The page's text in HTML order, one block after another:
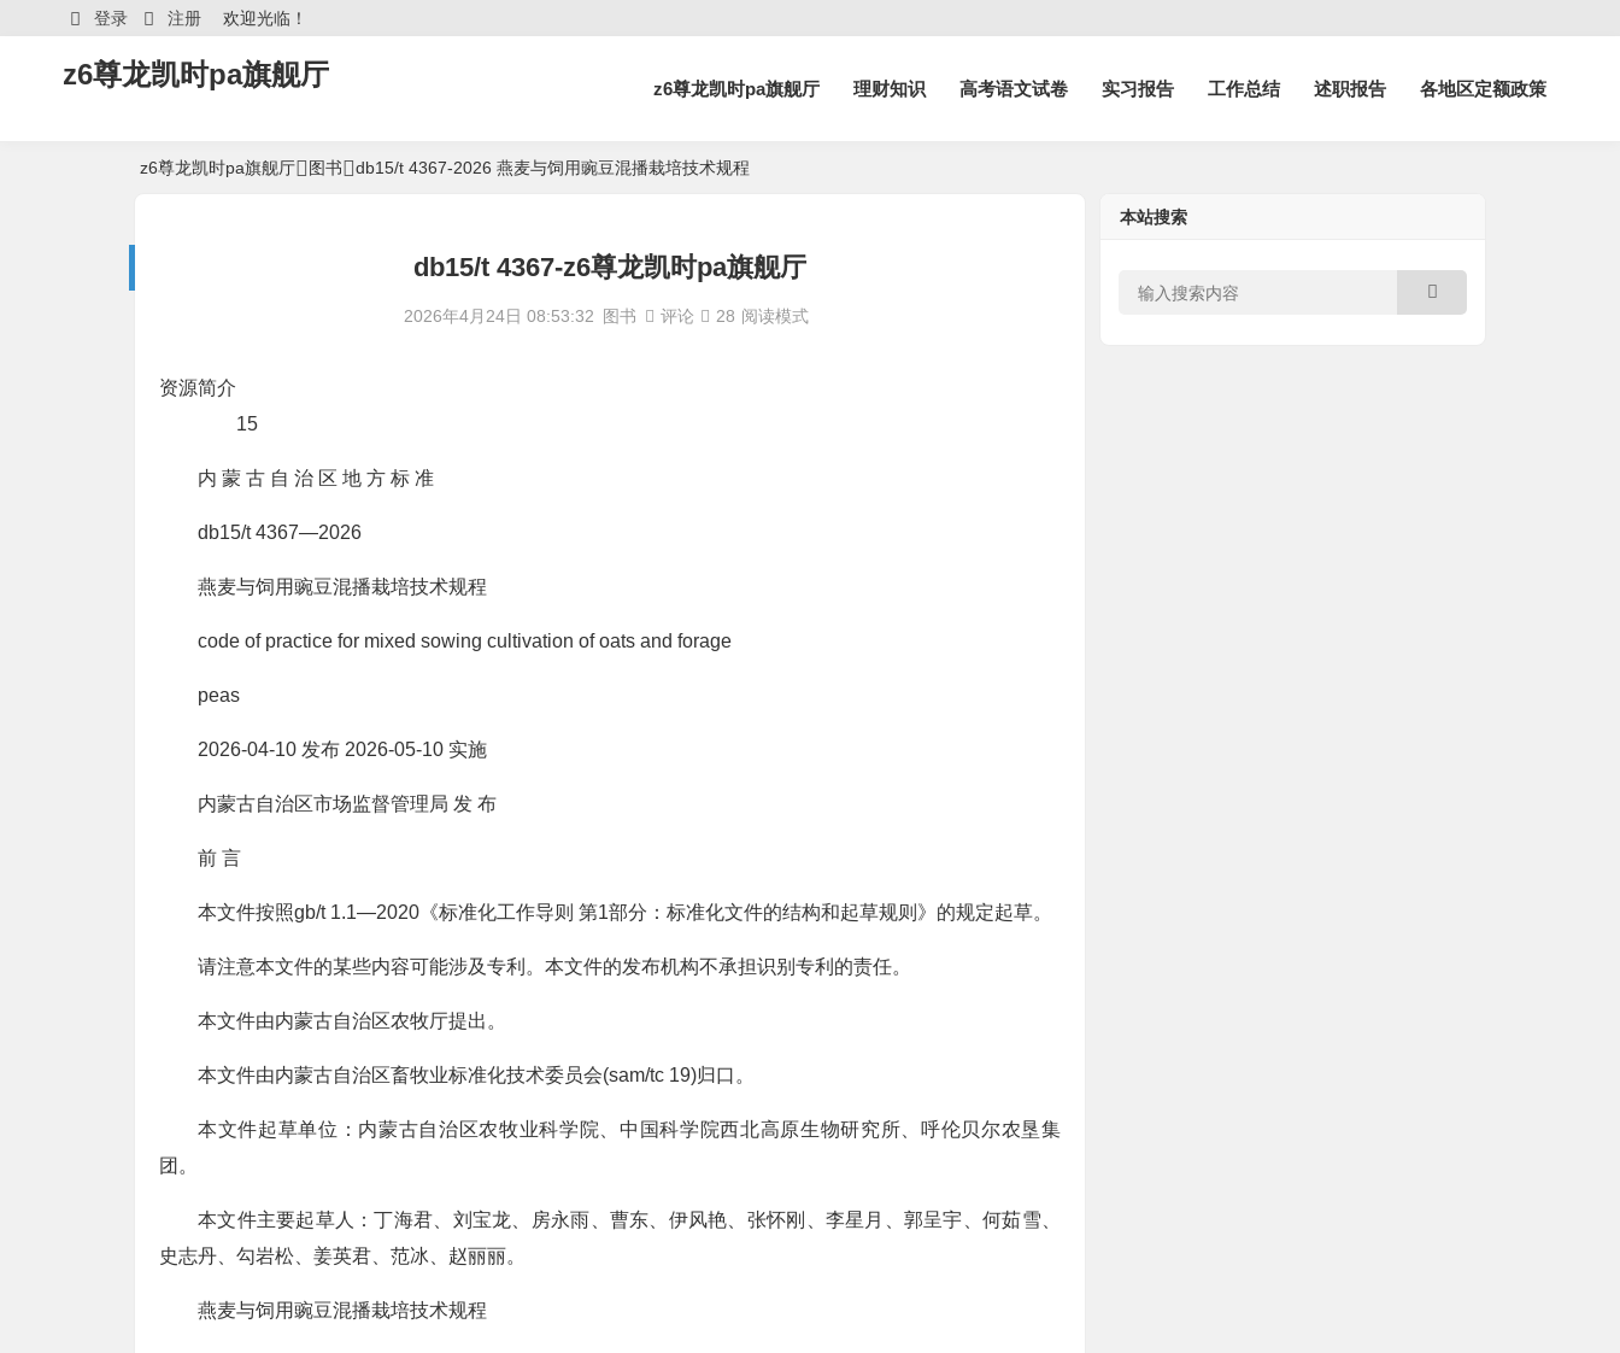
欢迎光临！
登录 注册
z6尊龙凯时pa旗舰厅 z6尊龙凯时pa旗舰厅 理财知识 高考语文试卷 实习报告 工作总结 述职报告 各地区定额政策
z6尊龙凯时pa旗舰厅 图书 db15/t 4367-2026 燕麦与饲用豌豆混播栽培技术规程
db15/t 4367-z6尊龙凯时pa旗舰厅
2026年4月24日 08:53:32 图书 评论 28 阅读模式
资源简介
15
内 蒙 古 自 治 区 地 方 标 准
db15/t 4367—2026
燕麦与饲用豌豆混播栽培技术规程
code of practice for mixed sowing cultivation of oats and forage
peas
2026-04-10 发布 2026-05-10 实施
内蒙古自治区市场监督管理局 发 布
前 言
本文件按照gb/t 1.1—2020《标准化工作导则 第1部分：标准化文件的结构和起草规则》的规定起草。
请注意本文件的某些内容可能涉及专利。本文件的发布机构不承担识别专利的责任。
本文件由内蒙古自治区农牧厅提出。
本文件由内蒙古自治区畜牧业标准化技术委员会(sam/tc 19)归口。
本文件起草单位：内蒙古自治区农牧业科学院、中国科学院西北高原生物研究所、呼伦贝尔农垦集
团。
本文件主要起草人：丁海君、刘宝龙、房永雨、曹东、伊风艳、张怀刚、李星月、郭呈宇、何茹雪、
史志丹、勾岩松、姜英君、范冰、赵丽丽。
燕麦与饲用豌豆混播栽培技术规程
本站搜索